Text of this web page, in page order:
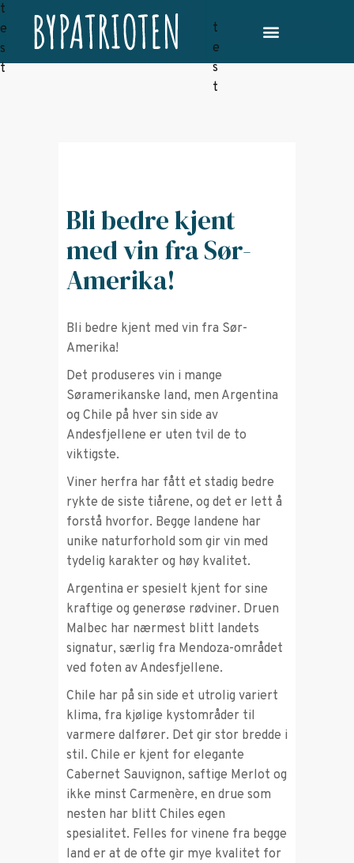
Bli bedre kjent
med vin fra Sør-
Amerika!
Bli bedre kjent med vin fra Sør-
Amerika!
Det produseres vin i mange
Søramerikanske land, men Argentina
og Chile på hver sin side av
Andesfjellene er uten tvil de to
viktigste.
Viner herfra har fått et stadig bedre
rykte de siste tiårene, og det er lett å
forstå hvorfor. Begge landene har
unike naturforhold som gir vin med
tydelig karakter og høy kvalitet.
Argentina er spesielt kjent for sine
kraftige og generøse rødviner. Druen
Malbec har nærmest blitt landets
signatur, særlig fra Mendoza-området
ved foten av Andesfjellene.
Chile har på sin side et utrolig variert
klima, fra kjølige kystområder til
varmere dalfører. Det gir stor bredde i
stil. Chile er kjent for elegante
Cabernet Sauvignon, saftige Merlot og
ikke minst Carmenère, en drue som
nesten har blitt Chiles egen
spesialitet. Felles for vinene fra begge
land er at de ofte gir mye kvalitet for